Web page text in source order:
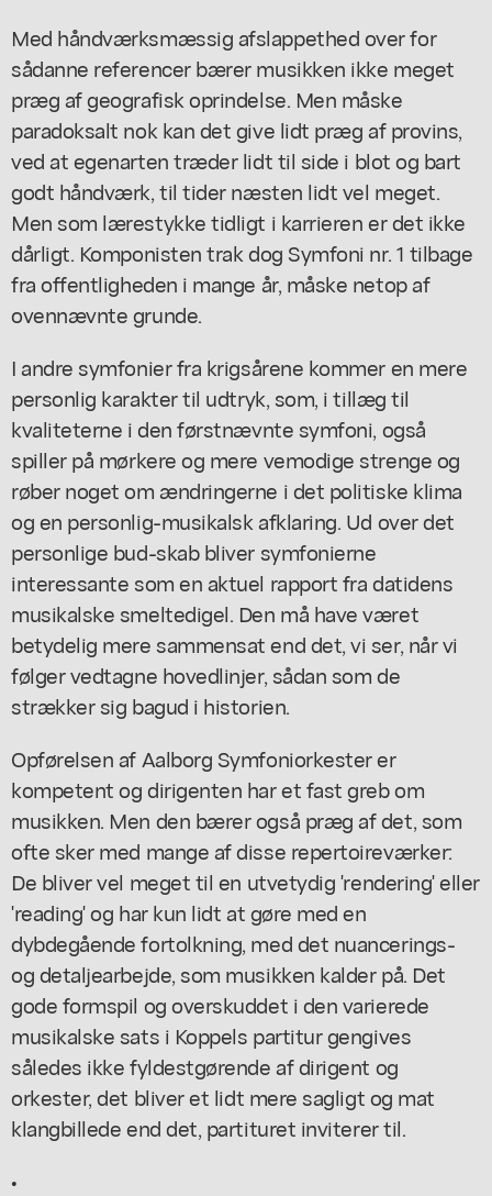
Med håndværksmæssig afslappethed over for
sådanne referencer bærer musikken ikke meget
præg af geografisk oprindelse. Men måske
paradoksalt nok kan det give lidt præg af provins,
ved at egenarten træder lidt til side i blot og bart
godt håndværk, til tider næsten lidt vel meget.
Men som lærestykke tidligt i karrieren er det ikke
dårligt. Komponisten trak dog Symfoni nr. 1 tilbage
fra offentligheden i mange år, måske netop af
ovennævnte grunde.
I andre symfonier fra krigsårene kommer en mere
personlig karakter til udtryk, som, i tillæg til
kvaliteterne i den førstnævnte symfoni, også
spiller på mørkere og mere vemodige strenge og
røber noget om ændringerne i det politiske klima
og en personlig-musikalsk afklaring. Ud over det
personlige bud-skab bliver symfonierne
interessante som en aktuel rapport fra datidens
musikalske smeltedigel. Den må have været
betydelig mere sammensat end det, vi ser, når vi
følger vedtagne hovedlinjer, sådan som de
strækker sig bagud i historien.
Opførelsen af Aalborg Symfoniorkester er
kompetent og dirigenten har et fast greb om
musikken. Men den bærer også præg af det, som
ofte sker med mange af disse repertoireværker:
De bliver vel meget til en utvetydig 'rendering' eller
'reading' og har kun lidt at gøre med en
dybdegående fortolkning, med det nuancerings-
og detaljearbejde, som musikken kalder på. Det
gode formspil og overskuddet i den varierede
musikalske sats i Koppels partitur gengives
således ikke fyldestgørende af dirigent og
orkester, det bliver et lidt mere sagligt og mat
klangbillede end det, partituret inviterer til.
•